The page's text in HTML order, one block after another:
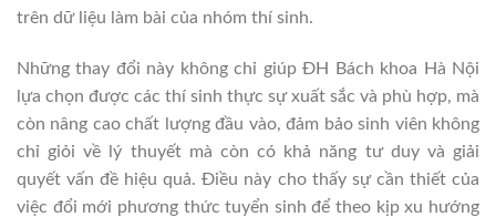
trên dữ liệu làm bài của nhóm thí sinh.
Những thay đổi này không chỉ giúp ĐH Bách khoa Hà Nội
lựa chọn được các thí sinh thực sự xuất sắc và phù hợp, mà
còn nâng cao chất lượng đầu vào, đảm bảo sinh viên không
chỉ giỏi về lý thuyết mà còn có khả năng tư duy và giải
quyết vấn đề hiệu quả. Điều này cho thấy sự cần thiết của
việc đổi mới phương thức tuyển sinh để theo kịp xu hướng